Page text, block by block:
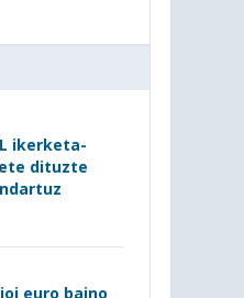
ikerketa-
dituzte
euro baino